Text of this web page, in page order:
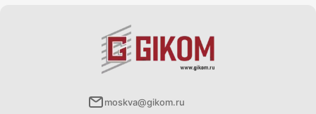
moskva@gikom.ru